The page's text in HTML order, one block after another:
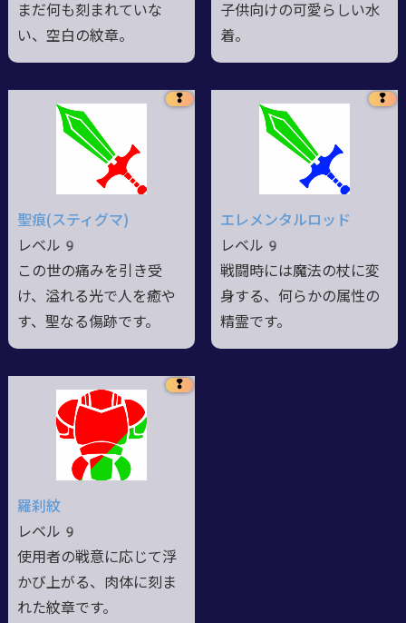
まだ何も刻まれていな
い、空白の紋章。
子供向けの可愛らしい水
着。
❢
聖痕(スティグマ)
レベル9
この世の痛みを引き受
け、溢れる光で人を癒や
す、聖なる傷跡です。
❢
エレメンタルロッド
レベル9
戦闘時には魔法の杖に変
身する、何らかの属性の
精霊です。
❢
羅刹紋
レベル9
使用者の戦意に応じて浮
かび上がる、肉体に刻ま
れた紋章です。